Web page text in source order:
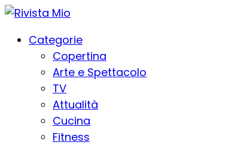
Categorie
Copertina
Arte e Spettacolo
TV
Attualità
Cucina
Fitness